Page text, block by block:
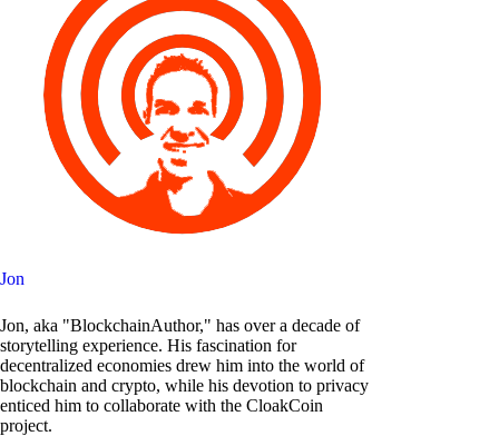
Jon
Jon, aka "BlockchainAuthor," has over a decade of
storytelling experience. His fascination for
decentralized economies drew him into the world of
blockchain and crypto, while his devotion to privacy
enticed him to collaborate with the CloakCoin
project.